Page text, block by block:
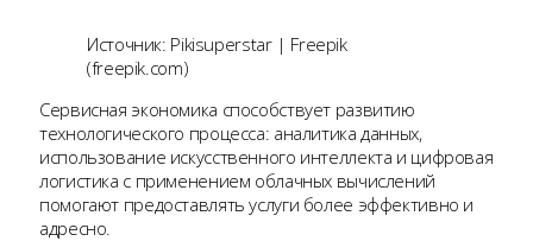
Источник: Pikisuperstar | Freepik
(freepik.com)
Сервисная экономика способствует развитию
технологического процесса: аналитика данных,
использование искусственного интеллекта и цифровая
логистика с применением облачных вычислений
помогают предоставлять услуги более эффективно и
адресно.